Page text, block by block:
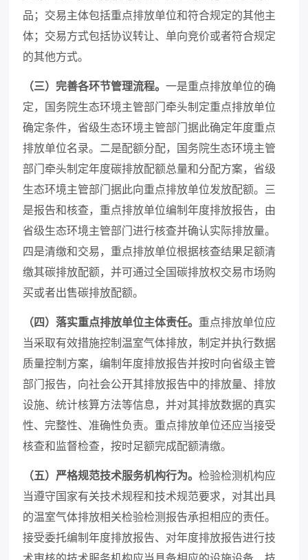
品；交易主体包括重点排放单位和符合规定的其他主
体；交易方式包括协议转让、单向竞价或者符合规定
的其他方式。
（三）完善各环节管理流程。一是重点排放单位的确
定，国务院生态环境主管部门牵头制定重点排放单位
确定条件，省级生态环境主管部门据此确定年度重点
排放单位名录。二是配额分配，国务院生态环境主管
部门牵头制定年度碳排放配额总量和分配方案，省级
生态环境主管部门据此向重点排放单位发放配额。三
是报告和核查，重点排放单位编制年度排放报告，由
省级生态环境主管部门进行核查并确认实际排放量。
四是清缴和交易，重点排放单位根据核查结果足额清
缴其碳排放配额，并可通过全国碳排放权交易市场购
买或者出售碳排放配额。
（四）落实重点排放单位主体责任。 重点排放单位应
当采取有效措施控制温室气体排放，制定并执行数据
质量控制方案，编制年度排放报告并按时向省级主管
部门报告，向社会公开其排放报告中的排放量、排放
设施、统计核算方法等信息，并对其排放数据的真实
性、完整性、准确性负责。重点排放单位还应当接受
核查和监督检查，按时足额完成配额清缴。
（五）严格规范技术服务机构行为。检验检测机构应
当遵守国家有关技术规程和技术规范要求，对其出具
的温室气体排放相关检验检测报告承担相应的责任。
接受委托编制年度排放报告、对年度排放报告进行技